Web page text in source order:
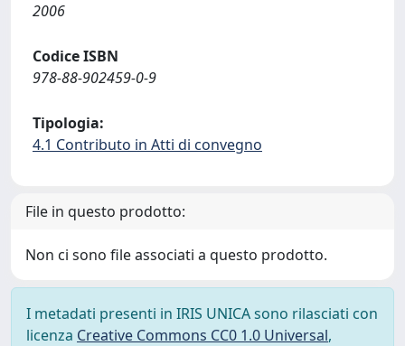
2006
Codice ISBN
978-88-902459-0-9
Tipologia:
4.1 Contributo in Atti di convegno
File in questo prodotto:
Non ci sono file associati a questo prodotto.
I metadati presenti in IRIS UNICA sono rilasciati con
licenza Creative Commons CC0 1.0 Universal,